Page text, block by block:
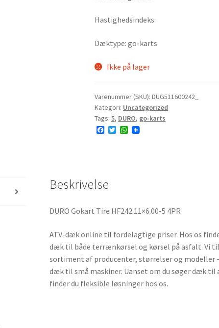
Hastighedsindeks:
Dæktype: go-karts
Ikke på lager
Varenummer (SKU):DUG511600242_
Kategori: Uncategorized
Tags:5, DURO, go-karts
F
k
T
W
Beskrivelse
DURO Gokart Tire HF242 11×6.00-5 4PR
ATV-dæk online til fordelagtige priser. Hos os
dæk til både terrænkørsel og kørsel på asfalt. Vi
sortiment af producenter, størrelser og modeller
dæk til små maskiner. Uanset om du søger dæk til
finder du fleksible løsninger hos os.